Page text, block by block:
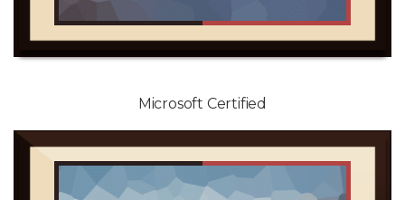
Microsoft Certified